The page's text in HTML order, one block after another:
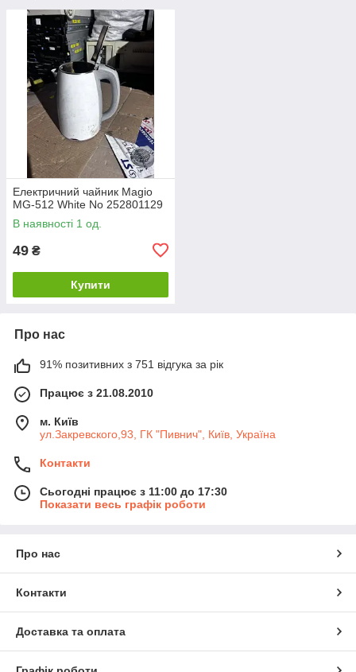
Електричний чайник Magio
MG-512 White No 252801129
В наявності 1 од.
49 ₴
Купити
Про нас
91% позитивних з 751 відгука за рік
Працює з 21.08.2010
м. Київ
ул.Закревского,93, ГК "Пивнич", Київ, Україна
Контакти
Сьогодні працює з 11:00 до 17:30
Показати весь графік роботи
Про нас
Контакти
Доставка та оплата